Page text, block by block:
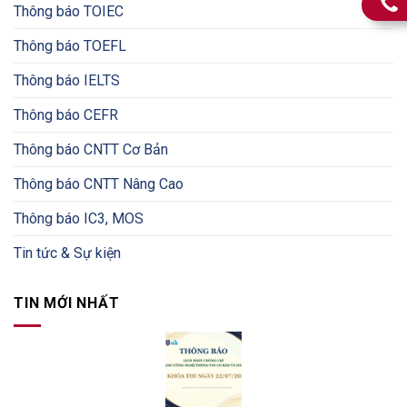
Thông báo TOIEC
Thông báo TOEFL
Thông báo IELTS
Thông báo CEFR
Thông báo CNTT Cơ Bản
Thông báo CNTT Nâng Cao
Thông báo IC3, MOS
Tin tức & Sự kiện
TIN MỚI NHẤT